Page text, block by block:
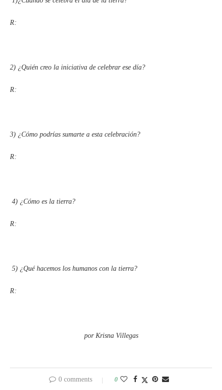
R:
2) ¿Quién creo la iniciativa de celebrar ese día?
R:
3) ¿Cómo podrías sumarte a esta celebración?
R:
4) ¿Cómo es la tierra?
R:
5) ¿Qué hacemos los humanos con la tierra?
R:
por Krisna Villegas
0 comments 0